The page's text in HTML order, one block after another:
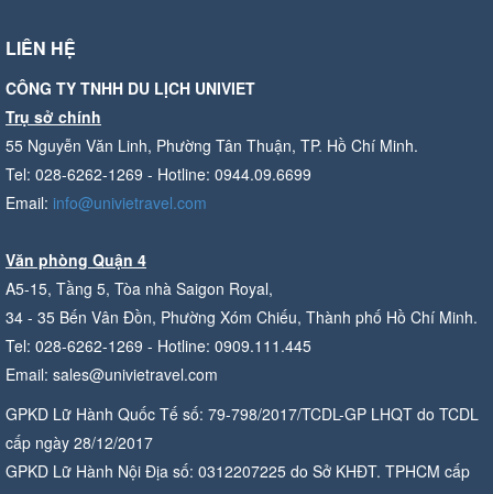
LIÊN HỆ
CÔNG TY TNHH DU LỊCH UNIVIET
Trụ sở chính
55 Nguyễn Văn Linh, Phường Tân Thuận, TP. Hồ Chí Minh.
Tel: 028-6262-1269 - Hotline: 0944.09.6699
Email: info@univietravel.com
Văn phòng Quận 4
A5-15, Tầng 5, Tòa nhà Saigon Royal,
34 - 35 Bến Vân Đồn, Phường Xóm Chiếu, Thành phố Hồ Chí Minh.
Tel: 028-6262-1269 - Hotline: 0909.111.445
Email: sales@univietravel.com
GPKD Lữ Hành Quốc Tế số: 79-798/2017/TCDL-GP LHQT do TCDL
cấp ngày 28/12/2017
GPKD Lữ Hành Nội Địa số: 0312207225 do Sở KHĐT. TPHCM cấp